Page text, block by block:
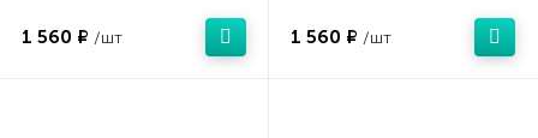
1 560 ₽ /шт 1 560 ₽ /шт